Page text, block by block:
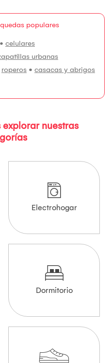
populares
• celulares
urbanas
roperos • casacas y abrigos
nuestras
Electrohogar
Dormitorio